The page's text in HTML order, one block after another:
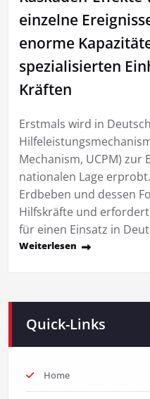
einzelne
enorme
spezialisierten
Kräften
Erstmals wird in
Mechanism, UCPM) zur
nationalen Lage
Erdbeben und dessen
Hilfskräfte und
für einen Einsatz in
Weiterlesen
Quick-Links
Home